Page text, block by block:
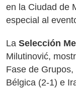
en la Ciudad de
especial al
La Selección
Milutinović,
Fase de
Bélgica (2-1) e